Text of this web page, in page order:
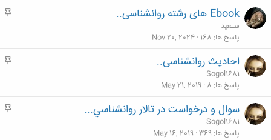
م
Ebook های رشته روانشناسی..
سـعید
پاسخ ها 168
Nov 20, 2024
م
احادیث روانشناسی..
Sogol1681
پاسخ ها 8
May 21, 2019
م
سوال و درخواست در تالار روانشناسي...
Sogol1681
پاسخ ها 369
May 16, 2019